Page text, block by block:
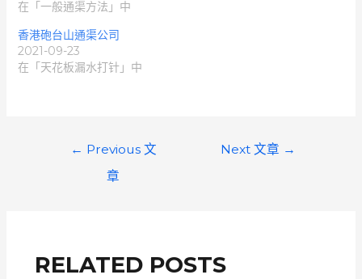
在「一般通渠方法」中
香港砲台山通渠公司
2021-09-23
在「天花板漏水打针」中
← Previous 文
章
Next 文章 →
RELATED POSTS